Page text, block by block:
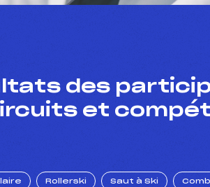
des
et
Rollerski Saut à Ski